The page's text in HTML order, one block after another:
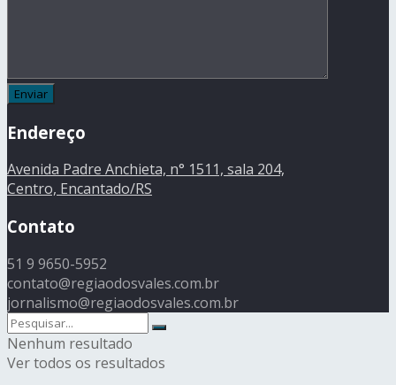
Endereço
Avenida Padre Anchieta, n° 1511, sala 204,
Centro, Encantado/RS
Contato
51 9 9650-5952
contato@regiaodosvales.com.br
jornalismo@regiaodosvales.com.br
Nenhum resultado
Ver todos os resultados